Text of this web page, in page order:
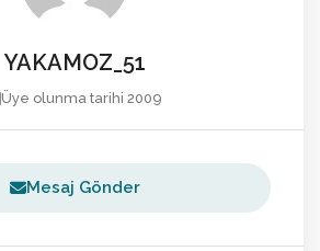
YAKAMOZ_51
Üye olunma tarihi 2009
Mesaj Gönder